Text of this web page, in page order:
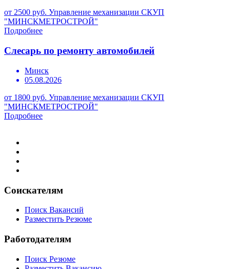
от 2500 руб. Управление механизации СКУП
"МИНСКМЕТРОСТРОЙ"
Подробнее
Слесарь по ремонту автомобилей
Минск
05.08.2026
от 1800 руб. Управление механизации СКУП
"МИНСКМЕТРОСТРОЙ"
Подробнее
Соискателям
Поиск Вакансий
Разместить Резюме
Работодателям
Поиск Резюме